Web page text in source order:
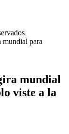
para
mundial
viste a la